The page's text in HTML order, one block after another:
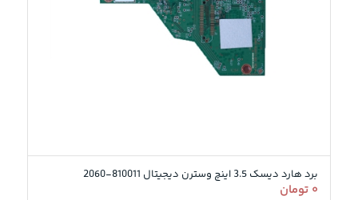
برد هارد دیسک 3.5 اینچ وسترن دیجیتال 810011-2060
۰ تومان